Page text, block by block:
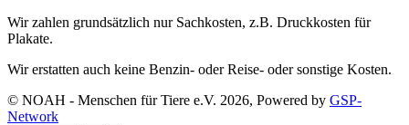
Wir zahlen grundsätzlich nur Sachkosten, z.B. Druckkosten für
Plakate.
Wir erstatten auch keine Benzin- oder Reise- oder sonstige Kosten.
© NOAH - Menschen für Tiere e.V. 2026, Powered by GSP-
Network